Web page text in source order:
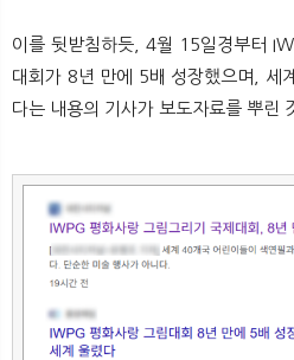
이를 뒷받침하듯, 4월 15일경부터
대회가 8년 만에 5배 성장했으며, 세
다는 내용의 기사가 보도자료를 뿌린